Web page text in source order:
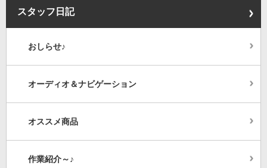
スタッフ日記
おしらせ♪
オーディオ＆ナビゲーション
オススメ商品
作業紹介～♪